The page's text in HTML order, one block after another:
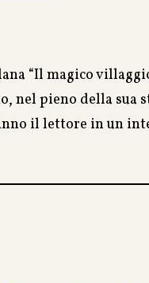
“Il magico
nel pieno della sua
il lettore in un